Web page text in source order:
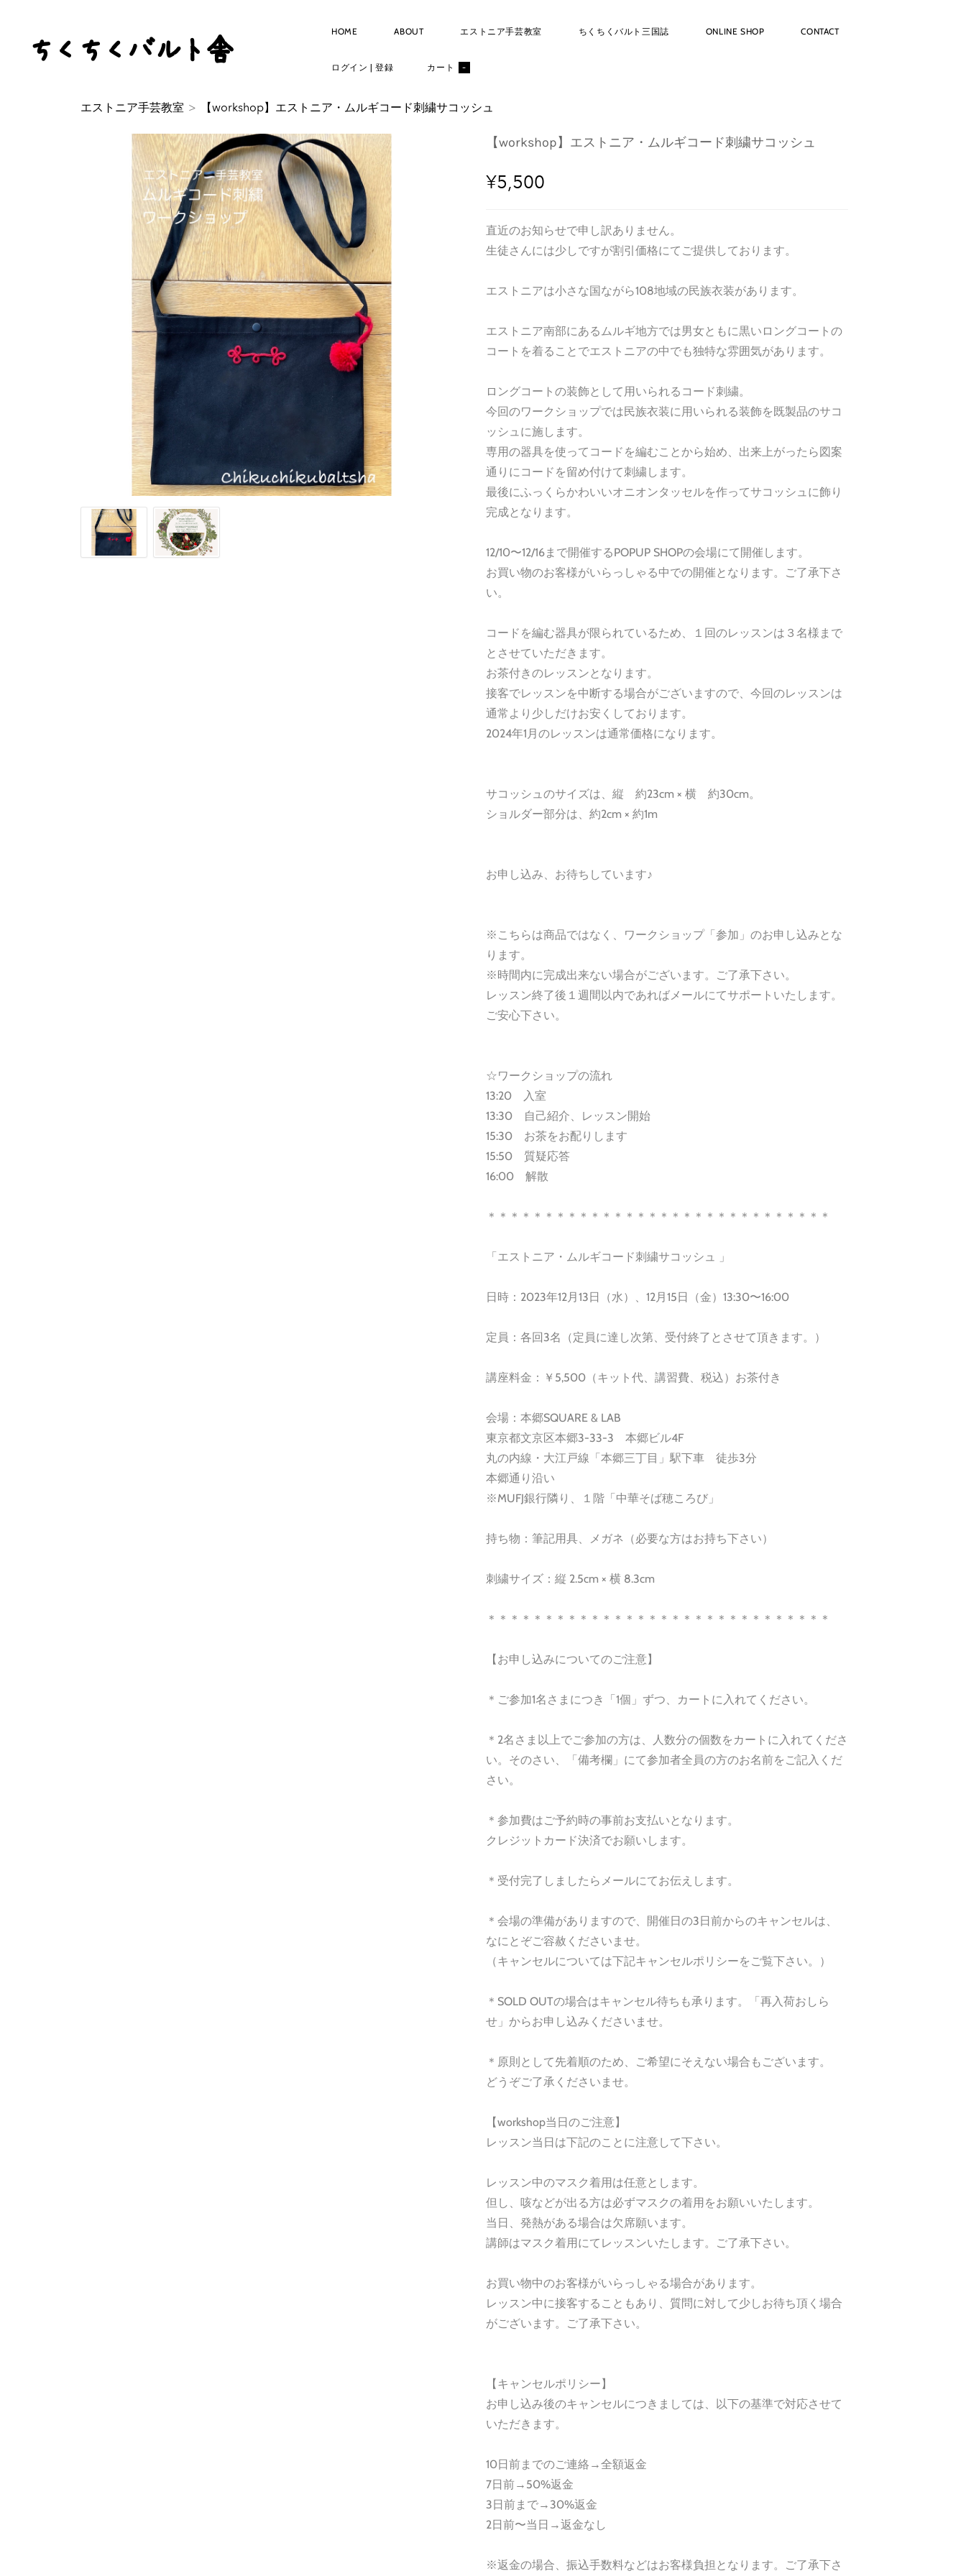
ちくちくバルト舎
HOME ABOUT エストニア手芸教室 ちくちくバルト三国誌 ONLINE SHOP CONTACT
ログイン | 登録 カート -
エストニア手芸教室 > 【workshop】エストニア・ムルギコード刺繍サコッシュ
【workshop】エストニア・ムルギコード刺繍サコッシュ
¥5,500
直近のお知らせで申し訳ありません。
生徒さんには少しですが割引価格にてご提供しております。
エストニアは小さな国ながら108地域の民族衣装があります。
エストニア南部にあるムルギ地方では男女ともに黒いロングコートの
コートを着ることでエストニアの中でも独特な雰囲気があります。
ロングコートの装飾として用いられるコード刺繍。
今回のワークショップでは民族衣装に用いられる装飾を既製品のサコ
ッシュに施します。
専用の器具を使ってコードを編むことから始め、出来上がったら図案
通りにコードを留め付けて刺繍します。
最後にふっくらかわいいオニオンタッセルを作ってサコッシュに飾り
完成となります。
12/10〜12/16まで開催するPOPUP SHOPの会場にて開催します。
お買い物のお客様がいらっしゃる中での開催となります。ご了承下さ
い。
コードを編む器具が限られているため、１回のレッスンは３名様まで
とさせていただきます。
お茶付きのレッスンとなります。
接客でレッスンを中断する場合がございますので、今回のレッスンは
通常より少しだけお安くしております。
2024年1月のレッスンは通常価格になります。
サコッシュのサイズは、縦 約23cm × 横 約30cm。
ショルダー部分は、約2cm × 約1m
お申し込み、お待ちしています♪
※こちらは商品ではなく、ワークショップ「参加」のお申し込みとな
ります。
※時間内に完成出来ない場合がございます。ご了承下さい。
レッスン終了後１週間以内であればメールにてサポートいたします。
ご安心下さい。
☆ワークショップの流れ
13:20 入室
13:30 自己紹介、レッスン開始
15:30 お茶をお配りします
15:50 質疑応答
16:00 解散
＊＊＊＊＊＊＊＊＊＊＊＊＊＊＊＊＊＊＊＊＊＊＊＊＊＊＊＊＊＊
「エストニア・ムルギコード刺繍サコッシュ 」
日時：2023年12月13日（水）、12月15日（金）13:30〜16:00
定員：各回3名（定員に達し次第、受付終了とさせて頂きます。）
​講座料金：￥5,500（キット代、講習費、税込）お茶付き
会場：本郷SQUARE & LAB
東京都文京区本郷3-33-3 本郷ビル4F
丸の内線・大江戸線「本郷三丁目」駅下車 徒歩3分
本郷通り沿い
※MUFJ銀行隣り、１階「中華そば穂ころび」
持ち物：筆記用具、メガネ（必要な方はお持ち下さい）
刺繍サイズ：縦 2.5cm × 横 8.3cm
＊＊＊＊＊＊＊＊＊＊＊＊＊＊＊＊＊＊＊＊＊＊＊＊＊＊＊＊＊＊
【お申し込みについてのご注意】
＊ご参加1名さまにつき「1個」ずつ、カートに入れてください。
＊2名さま以上でご参加の方は、人数分の個数をカートに入れてくださ
い。そのさい、「備考欄」にて参加者全員の方のお名前をご記入くだ
さい。
＊参加費はご予約時の事前お支払いとなります。
クレジットカード決済でお願いします。
＊受付完了しましたらメールにてお伝えします。
＊会場の準備がありますので、開催日の3日前からのキャンセルは、
なにとぞご容赦くださいませ。
（キャンセルについては下記キャンセルポリシーをご覧下さい。）
＊SOLD OUTの場合はキャンセル待ちも承ります。「再入荷おしら
せ」からお申し込みくださいませ。
＊原則として先着順のため、ご希望にそえない場合もございます。
どうぞご了承くださいませ。
【workshop当日のご注意】
レッスン当日は下記のことに注意して下さい。
レッスン中のマスク着用は任意とします。
但し、咳などが出る方は必ずマスクの着用をお願いいたします。
当日、発熱がある場合は欠席願います。
講師はマスク着用にてレッスンいたします。ご了承下さい。
お買い物中のお客様がいらっしゃる場合があります。
レッスン中に接客することもあり、質問に対して少しお待ち頂く場合
がございます。ご了承下さい。
【キャンセルポリシー】
お申し込み後のキャンセルにつきましては、以下の基準で対応させて
いただきます。
10日前までのご連絡→全額返金
7日前→50%返金
3日前まで→30%返金
2日前〜当日→返金なし
※返金の場合、振込手数料などはお客様負担となります。ご了承下さ